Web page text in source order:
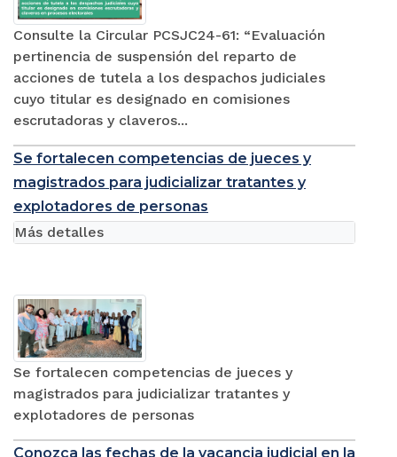
Consulte la Circular PCSJC24-61: “Evaluación
pertinencia de suspensión del reparto de
acciones de tutela a los despachos judiciales
cuyo titular es designado en comisiones
escrutadoras y claveros...
Se fortalecen competencias de jueces y
magistrados para judicializar tratantes y
explotadores de personas
Se fortalecen competencias de jueces y
magistrados para judicializar tratantes y
explotadores de personas
Más detalles
Conozca las fechas de la vacancia judicial en la